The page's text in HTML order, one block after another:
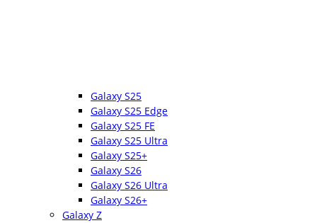
Galaxy S25
Galaxy S25 Edge
Galaxy S25 FE
Galaxy S25 Ultra
Galaxy S25+
Galaxy S26
Galaxy S26 Ultra
Galaxy S26+
Galaxy Z